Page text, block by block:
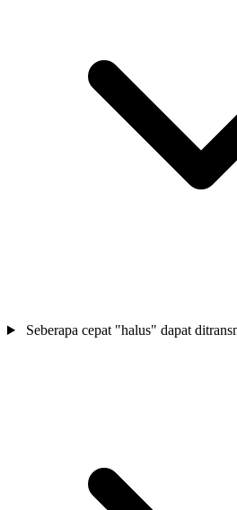
Seberapa cepat "halus" dapat